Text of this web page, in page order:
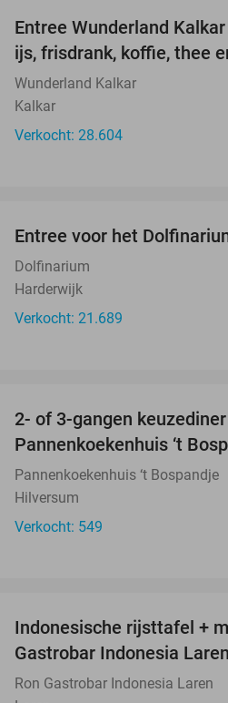
Entree Wunderland
ijs, frisdrank, koffie, thee
Wunderland Kalkar
Kalkar
Verkocht: 28.604
Entree voor het
Dolfinarium
Harderwijk
Verkocht: 21.689
2- of 3-gangen
Pannenkoekenhuis ‘t
Pannenkoekenhuis ‘t Bospandje
Hilversum
Verkocht: 549
Indonesische rijsttafel +
Gastrobar Indonesia Laren
Ron Gastrobar Indonesia Laren